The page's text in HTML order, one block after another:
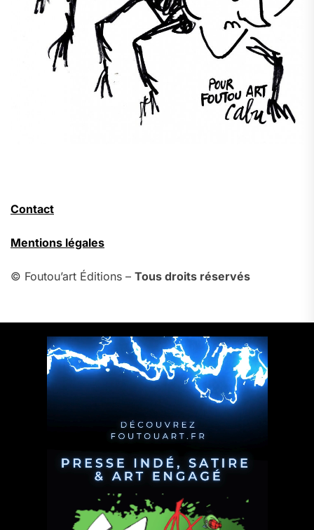
Contact
Mentions légales
© Foutou’art Éditions – Tous droits réservés